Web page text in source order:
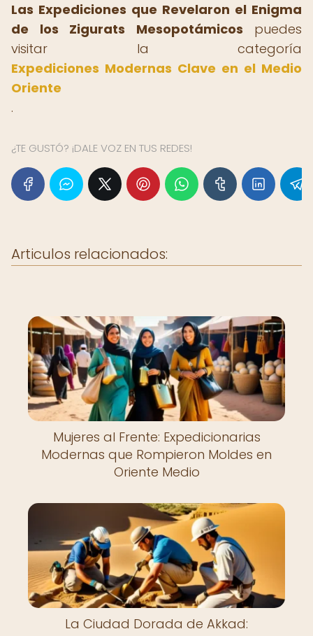
Las Expediciones que Revelaron el Enigma
de los Zigurats Mesopotámicos puedes
visitar la categoría
Expediciones Modernas Clave en el Medio
Oriente
.
¿TE GUSTÓ? ¡DALE VOZ EN TUS REDES!
Articulos relacionados:
Mujeres al Frente: Expedicionarias
Modernas que Rompieron Moldes en
Oriente Medio
La Ciudad Dorada de Akkad: